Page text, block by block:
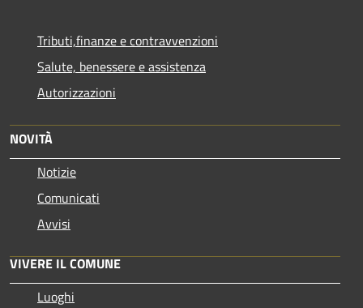
Tributi,finanze e contravvenzioni
Salute, benessere e assistenza
Autorizzazioni
NOVITÀ
Notizie
Comunicati
Avvisi
VIVERE IL COMUNE
Luoghi